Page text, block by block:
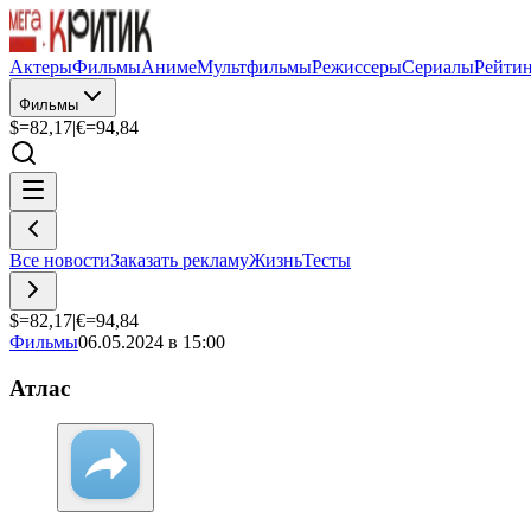
АктерыФильмыАнимеМультфильмыРежиссерыСериалы
Фильмы
$=82,17|€=94,84
Все новостиЗаказать рекламуЖизньТесты
$=82,17|€=94,84
Фильмы06.05.2024 в 15:00
Атлас